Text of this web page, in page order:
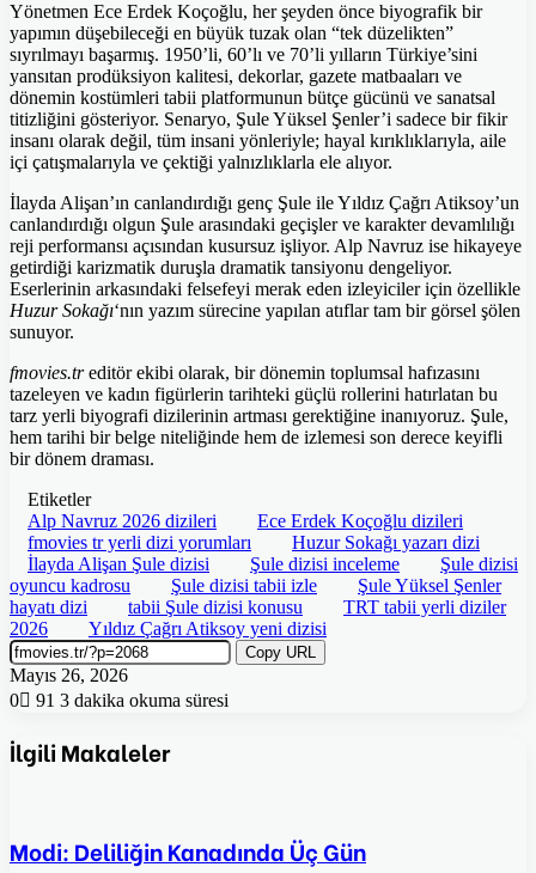
Yönetmen Ece Erdek Koçoğlu, her şeyden önce biyografik bir
yapımın düşebileceği en büyük tuzak olan “tek düzelikten”
sıyrılmayı başarmış. 1950’li, 60’lı ve 70’li yılların Türkiye’sini
yansıtan prodüksiyon kalitesi, dekorlar, gazete matbaaları ve
dönemin kostümleri tabii platformunun bütçe gücünü ve sanatsal
titizliğini gösteriyor. Senaryo, Şule Yüksel Şenler’i sadece bir fikir
insanı olarak değil, tüm insani yönleriyle; hayal kırıklıklarıyla, aile
içi çatışmalarıyla ve çektiği yalnızlıklarla ele alıyor.
İlayda Alişan’ın canlandırdığı genç Şule ile Yıldız Çağrı Atiksoy’un
canlandırdığı olgun Şule arasındaki geçişler ve karakter devamlılığı
reji performansı açısından kusursuz işliyor. Alp Navruz ise hikayeye
getirdiği karizmatik duruşla dramatik tansiyonu dengeliyor.
Eserlerinin arkasındaki felsefeyi merak eden izleyiciler için özellikle
Huzur Sokağı‘nın yazım sürecine yapılan atıflar tam bir görsel şölen
sunuyor.
fmovies.treditör ekibi olarak, bir dönemin toplumsal hafızasını
tazeleyen ve kadın figürlerin tarihteki güçlü rollerini hatırlatan bu
tarz yerli biyografi dizilerinin artması gerektiğine inanıyoruz. Şule,
hem tarihi bir belge niteliğinde hem de izlemesi son derece keyifli
bir dönem draması.
Etiketler
Alp Navruz 2026 dizileri
Ece Erdek Koçoğlu dizileri
fmovies tr yerli dizi yorumları
Huzur Sokağı yazarı dizi
İlayda Alişan Şule dizisi
Şule dizisi inceleme
Şule dizisi
oyuncu kadrosu
Şule dizisi tabii izle
Şule Yüksel Şenler
hayatı dizi
tabii Şule dizisi konusu
TRT tabii yerli diziler
2026
Yıldız Çağrı Atiksoy yeni dizisi
Copy URL
Mayıs 26, 2026
0
91 3 dakika okuma süresi
İlgili Makaleler
Modi: Deliliğin Kanadında Üç Gün